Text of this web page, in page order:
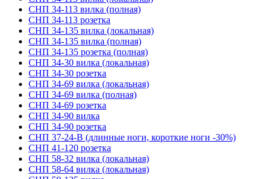
СНП 34-113 вилка (полная)
СНП 34-113 розетка
СНП 34-135 вилка (локальная)
СНП 34-135 вилка (полная)
СНП 34-135 розетка (полная)
СНП 34-30 вилка (локальная)
СНП 34-30 розетка
СНП 34-69 вилка (локальная)
СНП 34-69 вилка (полная)
СНП 34-69 розетка
СНП 34-90 вилка
СНП 34-90 розетка
СНП 37-24-В (длинные ноги, короткие ноги -30%)
СНП 41-120 розетка
СНП 58-32 вилка (локальная)
СНП 58-64 вилка (локальная)